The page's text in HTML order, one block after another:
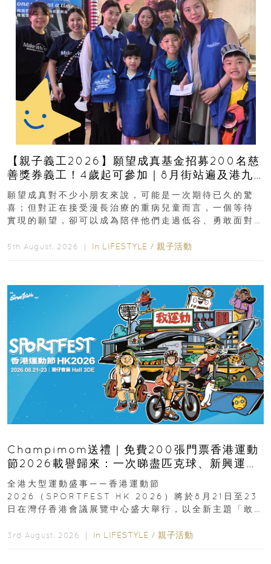
【親子義工2026】願望成真基金招募200名慈
善獎券義工！4歲起可參加｜8月街站遍及港九
新界
願望成真對不少小朋友來說，可能是一次期待已久的驚
喜；但對正在接受漫長治療的重病兒童而言，一個等待
實現的願望，卻可以成為陪伴他們走過低谷、勇敢面對
5th August, 2026 ｜ In LIFESTYLE / 親子活動
Champimom送禮｜免費200張門票香港運動
節2026載譽歸來：一次睇盡匹克球、新興運
動、街舞比賽＋逾百運動品牌展覽
全港大型運動盛事——香港運動節
2026（SPORTFEST HK 2026）將於8月21日至23
日在灣仔香港會議展覽中心盛大舉行，以全新主題「敢
3rd August, 2026 ｜ In LIFESTYLE / 親子活動